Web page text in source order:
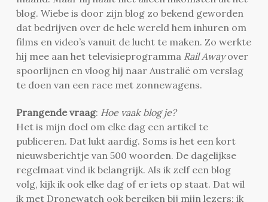
blog. Wiebe is door zijn blog zo bekend geworden
dat bedrijven over de hele wereld hem inhuren om
films en video’s vanuit de lucht te maken. Zo werkte
hij mee aan het televisieprogramma Rail Awayover
spoorlijnen en vloog hij naar Australië om verslag
te doen van een race met zonnewagens.
Prangende vraag: Hoe vaak blog je?
Het is mijn doel om elke dag een artikel te
publiceren. Dat lukt aardig. Soms is het een kort
nieuwsberichtje van 500 woorden. De dagelijkse
regelmaat vind ik belangrijk. Als ik zelf een blog
volg, kijk ik ook elke dag of er iets op staat. Dat wil
ik met Dronewatch ook bereiken bij mijn lezers: ik